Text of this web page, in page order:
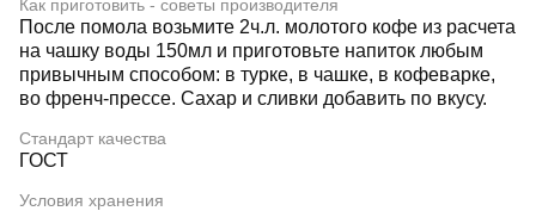
Как приготовить - советы производителя
После помола возьмите 2ч.л. молотого кофе из расчета
на чашку воды 150мл и приготовьте напиток любым
привычным способом: в турке, в чашке, в кофеварке,
во френч-прессе. Сахар и сливки добавить по вкусу.
Стандарт качества
ГОСТ
Условия хранения